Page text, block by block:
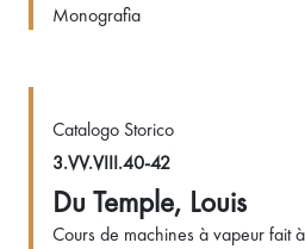
Monografia
Catalogo Storico
3.VV.VIII.40-42
Du Temple, Louis
Cours de machines à vapeur fait